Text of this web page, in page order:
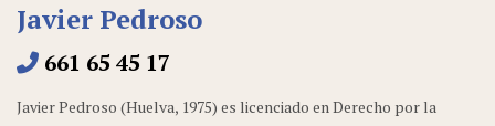
Javier Pedroso
661 65 45 17
Javier Pedroso (Huelva, 1975) es licenciado en Derecho por la